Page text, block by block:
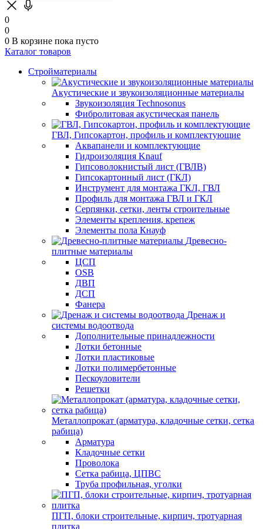
0
0
0 В корзине пока пусто
Каталог товаров
Стройматериалы
Акустические и звукоизоляционные материалы
Звукоизоляция Technosonus
Фибролитовая акустическая панель
ГВЛ, Гипсокартон, профиль и комплектующие
Аквапанели и комплектующие
Гидроизоляция Knauf
Гипсоволокнистый лист (ГВЛВ)
Гипсокартонный лист (ГКЛ)
Инструмент для монтажа ГКЛ, ГВЛ
Профиль для монтажа ГВЛ и ГКЛ
Серпянки, сетки, ленты строительные
Элементы крепления, крепеж
Элементы пола Кнауф
Древесно-
плитные материалы
ЦСП
OSB
ДВП
ДСП
Фанера
Дренаж и
системы водоотвода
Дополнительные принадлежности
Лотки бетонные
Лотки пластиковые
Лотки полимербетонные
Пескоуловители
Решетки
Металлопрокат (арматура, кладочные сетки, сетка
рабица)
Арматура
Кладочные сетки
Проволока
Сетка рабица, ЦПВС
Труба профильная, уголки
ПГП, блоки строительные, кирпич, тротуарная
плитка